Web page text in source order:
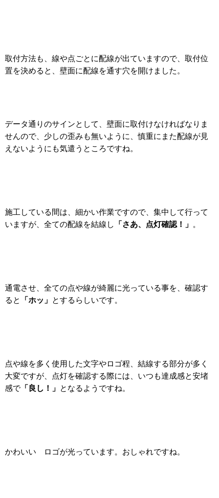
取付方法も、線や点ごとに配線が出ていますので、取付位
置を決めると、壁面に配線を通す穴を開けました。
データ通りのサインとして、壁面に取付けなければなりま
せんので、少しの歪みも無いように、慎重にまた配線が見
えないようにも気遣うところですね。
施工している間は、細かい作業ですので、集中して行って
いますが、全ての配線を結線し 「さあ、点灯確認！」 。
通電させ、全ての点や線が綺麗に光っている事を、確認す
ると 「ホッ」 とするらしいです。
点や線を多く使用した文字やロゴ程、結線する部分が多く
大変ですが、点灯を確認する際には、いつも達成感と安堵
感で「良し！」 となるようですね。
かわいい ロゴが光っています。おしゃれですね。